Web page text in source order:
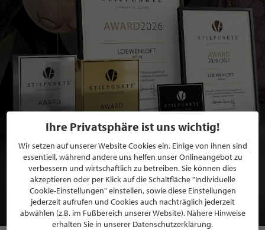
BEWERBEN SIE SICH FÜR EINE GRATIS
MITGLIEDSCHAFT BEI STILPUNKTE®
JETZT GRATIS BEWERBEN
Ihre Privatsphäre ist uns wichtig!
Wir setzen auf unserer Website Cookies ein. Einige von ihnen sind
essentiell, während andere uns helfen unser Onlineangebot zu
verbessern und wirtschaftlich zu betreiben. Sie können dies
akzeptieren oder per Klick auf die Schaltfläche "Individuelle
Cookie-Einstellungen" einstellen, sowie diese Einstellungen
jederzeit aufrufen und Cookies auch nachträglich jederzeit
abwählen (z.B. im Fußbereich unserer Website). Nähere Hinweise
erhalten Sie in unserer Datenschutzerklärung.